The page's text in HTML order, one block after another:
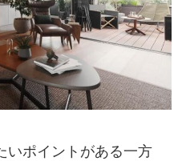
いポイントがある一方